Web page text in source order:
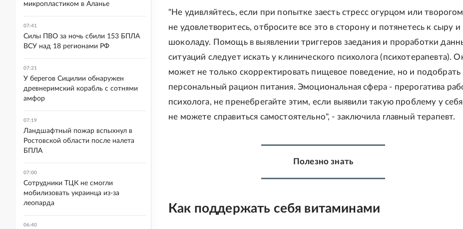
"Не удивляйтесь, если при попытке заесть стресс огурцом или
не удовлетворитесь, отбросите все это в сторону и потянетесь к сыру и
шоколаду. Помощь в выявлении триггеров заедания и проработки
ситуаций следует искать у клинического психолога (психотерапевта).
может не только скорректировать пищевое поведение, но и подобрать
персональный рацион питания. Эмоциональная сфера - прерогатива
психолога, не пренебрегайте этим, если выявили такую проблему у
не можете справиться самостоятельно", - заключила главный терапевт.
Полезно знать
Как поддержать себя витаминами
микропластиком в Аланье
07:41
Силы ПВО за ночь сбили 153 БПЛА
ВСУ над 18 регионами РФ
07:21
У берегов Сицилии обнаружен
древнеримский корабль с сотнями
амфор
07:19
Ландшафтный пожар вспыхнул в
Ростовской области после налета
БПЛА
07:00
Сотрудники ТЦК не смогли
мобилизовать украинца из-за
леопарда
06:40